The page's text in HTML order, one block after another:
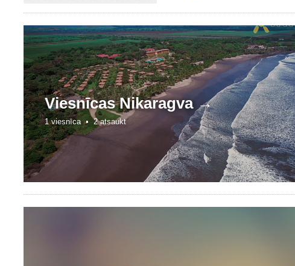
ViesnīcasNikaragva →
1 viesnīca •2 atsaukt